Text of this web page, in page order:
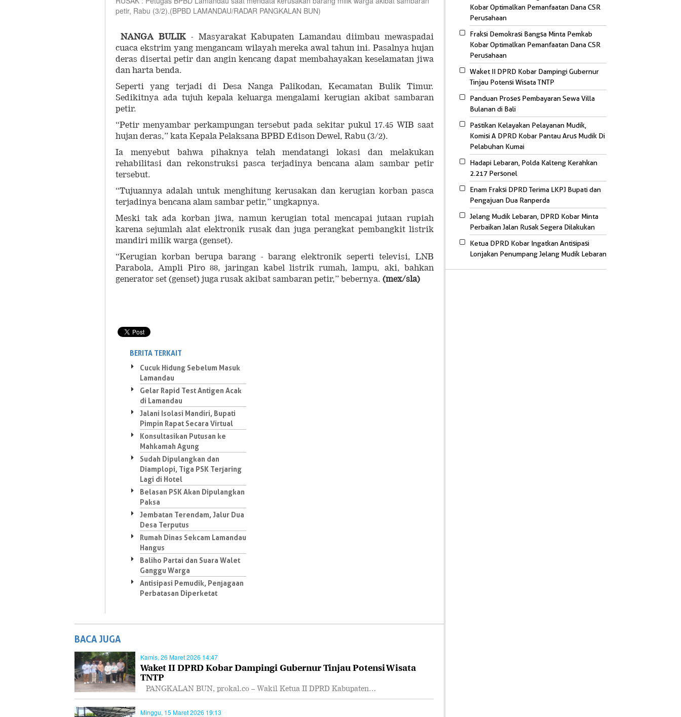
petir, Rabu (3/2).(BPBD LAMANDAU/RADAR PANGKALAN BUN)
NANGA BULIK- Masyarakat Kabupaten Lamandau diimbau mewaspadai
cuaca ekstrim yang mengancam wilayah mereka awal tahun ini. Pasalnya hujan
deras disertai petir dan angin kencang dapat membahayakan keselamatan jiwa
dan harta benda.
Seperti yang terjadi di Desa Nanga Palikodan, Kecamatan Bulik Timur.
Sedikitnya ada tujuh kepala keluarga mengalami kerugian akibat sambaran
petir.
“Petir menyambar perkampungan tersebut pada sekitar pukul 17.45 WIB saat
hujan deras,” kata Kepala Pelaksana BPBD Edison Dewel, Rabu (3/2).
Ia menyebut bahwa pihaknya telah mendatangi lokasi dan melakukan
rehabilitasi dan rekonstruksi pasca terjadinya bencana alam sambar petir
tersebut.
“Tujuannya adalah untuk menghitung kerusakan dan kerugian korban pasca
terjadinya bencana alam sambar petir,” ungkapnya.
Meski tak ada korban jiwa, namun kerugian total mencapai jutaan rupiah
karena sejumlah alat elektronik rusak dan juga perangkat pembangkit listrik
mandiri milik warga (genset).
“Kerugian korban berupa barang - barang elektronik seperti televisi, LNB
Parabola, Ampli Piro 88, jaringan kabel listrik rumah, lampu, aki, bahkan
generator set (genset) juga rusak akibat sambaran petir,” bebernya. (mex/sla)
BERITA TERKAIT
Cucuk Hidung Sebelum Masuk
Lamandau
Gelar Rapid Test Antigen Acak
di Lamandau
Jalani Isolasi Mandiri, Bupati
Pimpin Rapat Secara Virtual
Konsultasikan Putusan ke
Mahkamah Agung
Sudah Dipulangkan dan
Diamplopi, Tiga PSK Terjaring
Lagi di Hotel
Belasan PSK Akan Dipulangkan
Paksa
Jembatan Terendam, Jalur Dua
Desa Terputus
Rumah Dinas Sekcam Lamandau
Hangus
Baliho Partai dan Suara Walet
Ganggu Warga
Antisipasi Pemudik, Penjagaan
Perbatasan Diperketat
BACA JUGA
Kamis, 26 Maret 2026 14:47
Waket II DPRD Kobar Dampingi Gubernur Tinjau Potensi Wisata
TNTP
PANGKALAN BUN, prokal.co – Wakil Ketua II DPRD Kabupaten…
Minggu, 15 Maret 2026 19:13
Kobar Optimalkan Pemanfaatan Dana CSR
Perusahaan
Fraksi Demokrasi Bangsa Minta Pemkab
Kobar Optimalkan Pemanfaatan Dana CSR
Perusahaan
Waket II DPRD Kobar Dampingi Gubernur
Tinjau Potensi Wisata TNTP
Panduan Proses Pembayaran Sewa Villa
Bulanan di Bali
Pastikan Kelayakan Pelayanan Mudik,
Komisi A DPRD Kobar Pantau Arus Mudik Di
Pelabuhan Kumai
Hadapi Lebaran, Polda Kalteng Kerahkan
2.217 Personel
Enam Fraksi DPRD Terima LKPJ Bupati dan
Pengajuan Dua Ranperda
Jelang Mudik Lebaran, DPRD Kobar Minta
Perbaikan Jalan Rusak Segera Dilakukan
Ketua DPRD Kobar Ingatkan Antisipasi
Lonjakan Penumpang Jelang Mudik Lebaran